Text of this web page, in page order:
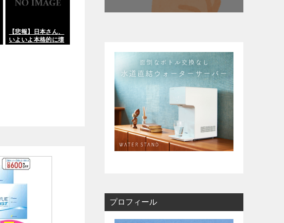
下部組織出身
闘います」
掲載サイト「J２
サッカー通信」
【悲報】日本さん、
いよいよ本格的に壊
プロフィール